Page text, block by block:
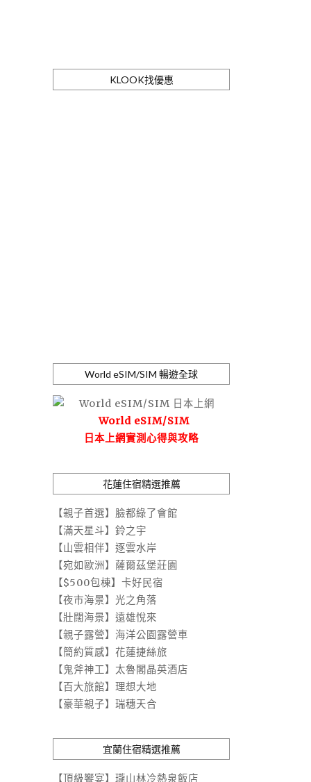
KLOOK找優惠
World eSIM/SIM 暢遊全球
World eSIM/SIM
日本上網實測心得與攻略
花蓮住宿精選推薦
【親子首選】臉都綠了會館
【滿天星斗】鈴之宇
【山雲相伴】逐雲水岸
【宛如歐洲】薩爾茲堡莊園
【$500包棟】卡好民宿
【夜市海景】光之角落
【壯闊海景】遠雄悅來
【親子露營】海洋公園露營車
【簡約質感】花蓮捷絲旅
【鬼斧神工】太魯閣晶英酒店
【百大旅館】理想大地
【豪華親子】瑞穗天合
宜蘭住宿精選推薦
【頂級饗宴】瓏山林冷熱泉飯店